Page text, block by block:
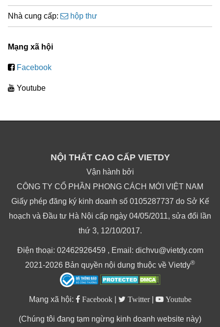
Nhà cung cấp: hộp thư
Mạng xã hội
Facebook
Youtube
NỘI THẤT CAO CẤP VIETDY
Vận hành bởi
CÔNG TY CỔ PHẦN PHONG CÁCH MỚI VIỆT NAM
Giấy phép đăng ký kinh doanh số 0105287737 do Sở Kế
hoạch và Đầu tư Hà Nội cấp ngày 04/05/2011, sửa đổi lần
thứ 3, 12/10/2017.
Điện thoại: 02462926459 , Email: dichvu@vietdy.com
2021-2026 Bản quyền nội dung thuộc về Vietdy®
Mạng xã hội: Facebook Twitter Youtube
(Chúng tôi đang tạm ngừng kinh doanh website này)